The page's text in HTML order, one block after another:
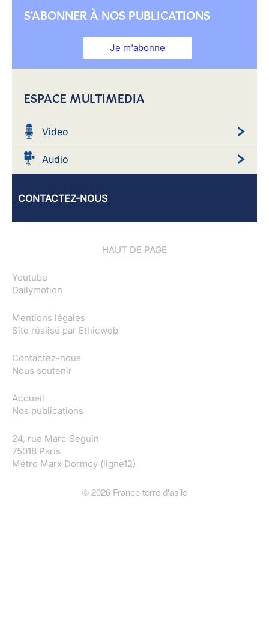
S'ABONNER À NOS PUBLICATIONS
Je m'abonne
ESPACE MULTIMEDIA
Video
Audio
CONTACTEZ-NOUS
HAUT DE PAGE
Youtube
Dailymotion
Mentions légales
Site réalisé par Ethicweb
Contactez-nous
Nous soutenir
Accueil
Nos publications
24, rue Marc Seguin
75018 Paris
Métro Marx Dormoy (ligne12)
© 2026France terre d'asile